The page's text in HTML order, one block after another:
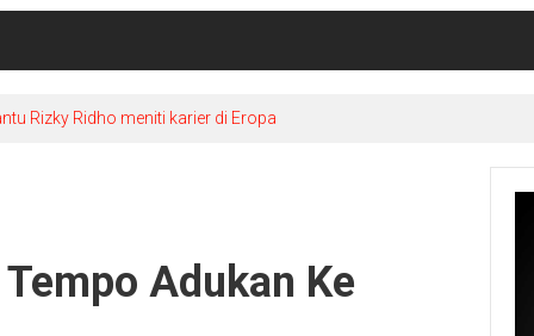
Rizky Ridho meniti karier di Eropa
Adukan Ke